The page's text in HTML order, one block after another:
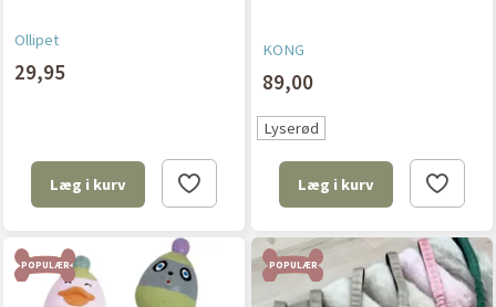
Ollipet
29,95
Læg i kurv
KONG
89,00
Lyserød
Læg i kurv
POPULÆR POPULÆR